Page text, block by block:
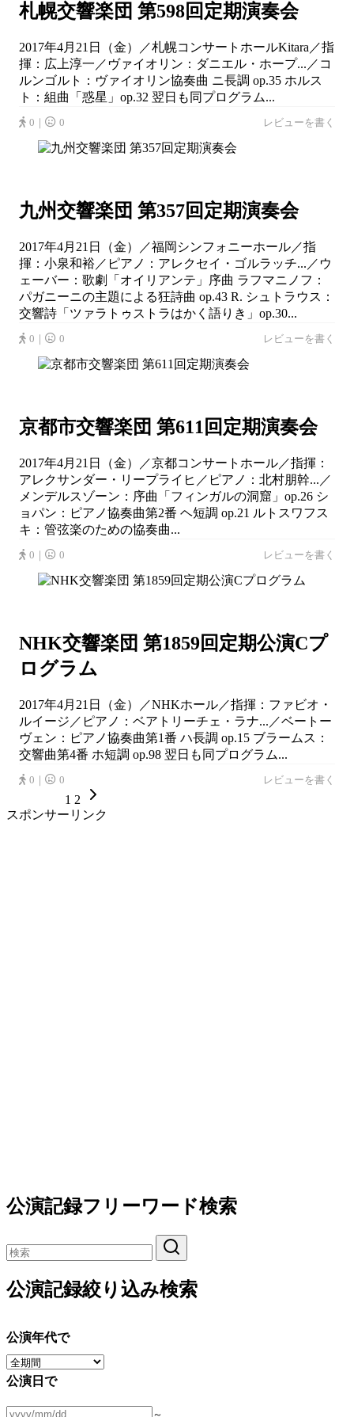
札幌交響楽団 第598回定期演奏会
2017年4月21日（金）／札幌コンサートホールKitara／指
揮：広上淳一／ヴァイオリン：ダニエル・ホープ...／コ
ルンゴルト：ヴァイオリン協奏曲 ニ長調 op.35 ホルス
ト：組曲「惑星」op.32 翌日も同プログラム...
0｜ 0 レビューを書く
九州交響楽団 第357回定期演奏会
2017年4月21日（金）／福岡シンフォニーホール／指
揮：小泉和裕／ピアノ：アレクセイ・ゴルラッチ...／ウ
ェーバー：歌劇「オイリアンテ」序曲 ラフマニノフ：
パガニーニの主題による狂詩曲 op.43 R. シュトラウス：
交響詩「ツァラトゥストラはかく語りき」op.30...
0｜ 0 レビューを書く
京都市交響楽団 第611回定期演奏会
2017年4月21日（金）／京都コンサートホール／指揮：
アレクサンダー・リープライヒ／ピアノ：北村朋幹...／
メンデルスゾーン：序曲「フィンガルの洞窟」op.26 シ
ョパン：ピアノ協奏曲第2番 ヘ短調 op.21 ルトスワフス
キ：管弦楽のための協奏曲...
0｜ 0 レビューを書く
NHK交響楽団 第1859回定期公演Cプ
ログラム
2017年4月21日（金）／NHKホール／指揮：ファビオ・
ルイージ／ピアノ：ベアトリーチェ・ラナ...／ベートー
ヴェン：ピアノ協奏曲第1番 ハ長調 op.15 ブラームス：
交響曲第4番 ホ短調 op.98 翌日も同プログラム...
0｜ 0 レビューを書く
1 2
スポンサーリンク
公演記録フリーワード検索
公演記録絞り込み検索
公演年代で
公演日で
～